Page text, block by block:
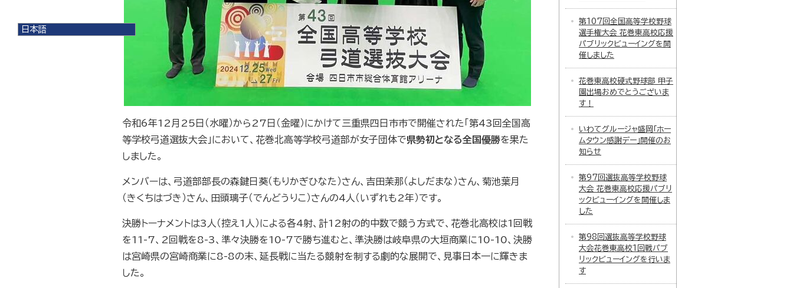
日本語
令和6年12月25日（水曜）から27日（金曜）にかけて三重県四日市市で開催された「第43回全国高
等学校弓道選抜大会」において、花巻北高等学校弓道部が女子団体で県勢初となる全国優勝を果た
しました。
メンバーは、弓道部部長の森鍵日葵（もりかぎひなた）さん、吉田茉那（よしだまな）さん、菊池葉月
（きくちはづき）さん、田頭璃子（でんどうりこ）さんの4人（いずれも2年）です。
決勝トーナメントは3人（控え1人）による各4射、計12射の的中数で競う方式で、花巻北高校は1回戦
を11-7、2回戦を8-3、準々決勝を10-7で勝ち進むと、準決勝は岐阜県の大垣商業に10-10、決勝
は宮崎県の宮崎商業に8-8の末、延長戦に当たる競射を制する劇的な展開で、見事日本一に輝きま
した。
第107回全国高等学校野球
選手権大会 花巻東高校応援
パブリックビューイングを開
催しました
花巻東高校硬式野球部 甲子
園出場おめでとうございま
す！
いわてグルージャ盛岡「ホー
ムタウン感謝デー」開催のお
知らせ
第97回選抜高等学校野球
大会 花巻東高校応援パブリ
ックビューイングを開催しま
した
第98回選抜高等学校野球
大会花巻東高校1回戦パブ
リックビューイングを行いま
す